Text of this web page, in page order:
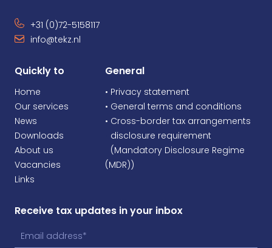
+31 (0)72-5158117
info@tekz.nl
Quickly to
Home
Our services
News
Downloads
About us
Vacancies
Links
General
• Privacy statement
• General terms and conditions
• Cross-border tax arrangements
disclosure requirement
(Mandatory Disclosure Regime
(MDR))
Receive tax updates in your inbox